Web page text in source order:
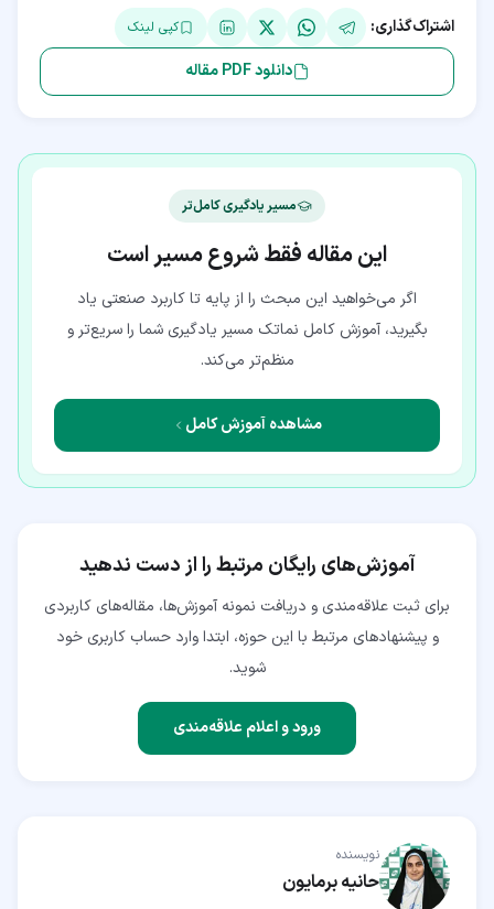
اشتراک‌گذاری: کپی لینک
دانلود PDF مقاله
مسیر یادگیری کامل‌تر
این مقاله فقط شروع مسیر است
اگر می‌خواهید این مبحث را از پایه تا کاربرد صنعتی یاد
بگیرید، آموزش کامل نماتک مسیر یادگیری شما را سریع‌تر و
منظم‌تر می‌کند.
مشاهده آموزش کامل
آموزش‌های رایگان مرتبط را از دست ندهید
برای ثبت علاقه‌مندی و دریافت نمونه آموزش‌ها، مقاله‌های کاربردی
و پیشنهادهای مرتبط با این حوزه، ابتدا وارد حساب کاربری خود
شوید.
ورود و اعلام علاقه‌مندی
نویسنده
حانیه برمایون